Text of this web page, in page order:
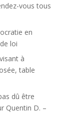
vous tous
en
loi
à
table
dû être
Quentin D. –